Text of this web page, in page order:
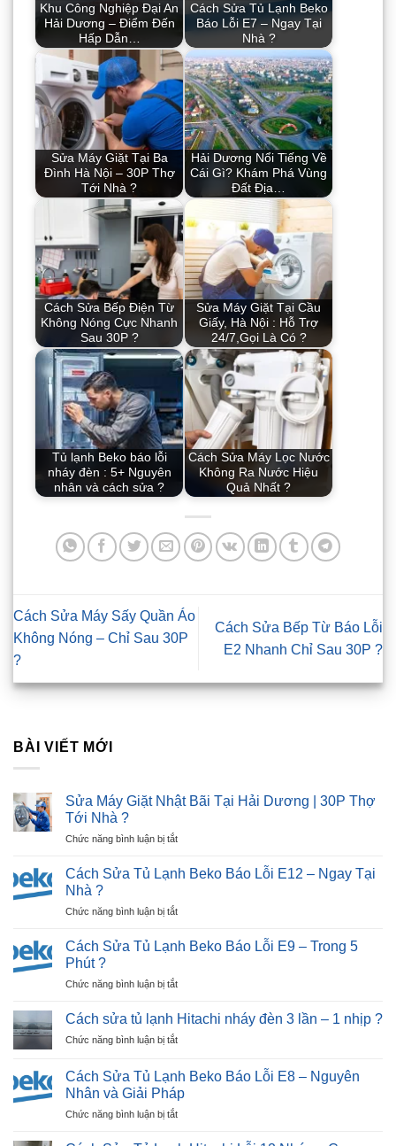
Khu Công Nghiệp Đại An
Hải Dương – Điểm Đến
Hấp Dẫn…
Cách Sửa Tủ Lạnh Beko
Báo Lỗi E7 – Ngay Tại
Nhà ?
Sửa Máy Giặt Tại Ba
Đình Hà Nội – 30P Thợ
Tới Nhà ?
Hải Dương Nổi Tiếng Về
Cái Gì? Khám Phá Vùng
Đất Địa…
Cách Sửa Bếp Điện Từ
Không Nóng Cực Nhanh
Sau 30P ?
Sửa Máy Giặt Tại Cầu
Giấy, Hà Nội : Hỗ Trợ
24/7,Gọi Là Có ?
Tủ lạnh Beko báo lỗi
nháy đèn : 5+ Nguyên
nhân và cách sửa ?
Cách Sửa Máy Lọc Nước
Không Ra Nước Hiệu
Quả Nhất ?
Cách Sửa Máy Sấy Quần Áo
Không Nóng – Chỉ Sau 30P
?
Cách Sửa Bếp Từ Báo Lỗi
E2 Nhanh Chỉ Sau 30P ?
BÀI VIẾT MỚI
Sửa Máy Giặt Nhật Bãi Tại Hải Dương | 30P Thợ
Tới Nhà ?
Chức năng bình luận bị tắtở
Máy
Bãi
Hải
30P
Tới
Cách Sửa Tủ Lạnh Beko Báo Lỗi E12 – Ngay Tại
Nhà ?
Chức năng bình luận bị tắtở
Sửa
Beko
Lỗi
–
Tại
Nhà
Cách Sửa Tủ Lạnh Beko Báo Lỗi E9 – Trong 5
Phút ?
Chức năng bình luận bị tắtở
Sửa
Lạnh
Báo
Lỗi
E9
–
Cách sửa tủ lạnh Hitachi nháy đèn 3 lần – 1 nhịp ?
Chức năng bình luận bị tắtở
sửa
tủ
lạnh
Hitachi
Cách Sửa Tủ Lạnh Beko Báo Lỗi E8 – Nguyên
Nhân và Giải Pháp
Chức năng bình luận bị tắtở
Sửa